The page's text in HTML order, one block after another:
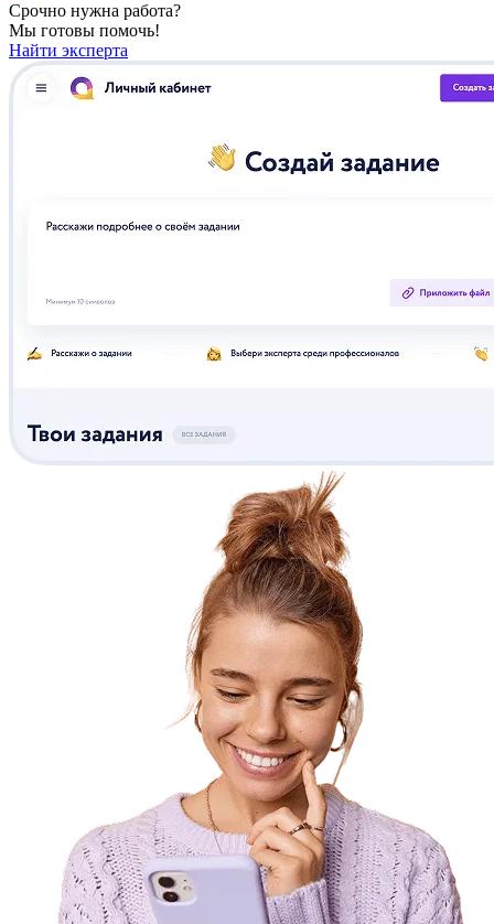
Срочно нужна работа?
Мы готовы помочь!
Найти эксперта